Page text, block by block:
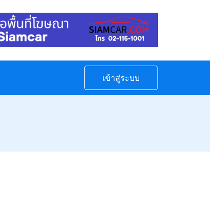
เข้าสู่ระบบ